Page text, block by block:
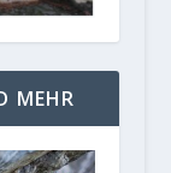
MEHR